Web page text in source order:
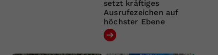
setzt kräftiges
Ausrufezeichen auf
höchster Ebene